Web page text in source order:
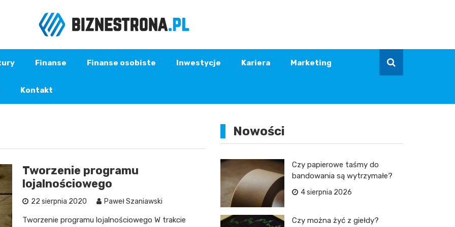
Finanse Finanse osobiste Inwestycje Kariera Marketing
Kontakt
Tworzenie programu
lojalnościowego
22 sierpnia 2020 Paweł Szaniawski
Tworzenie programu lojalnościowego W trakcie
Nowości
Czy papierowe taśmy do
bandowania są wytrzymałe?
4 sierpnia 2026
Czy można żyć z giełdy?